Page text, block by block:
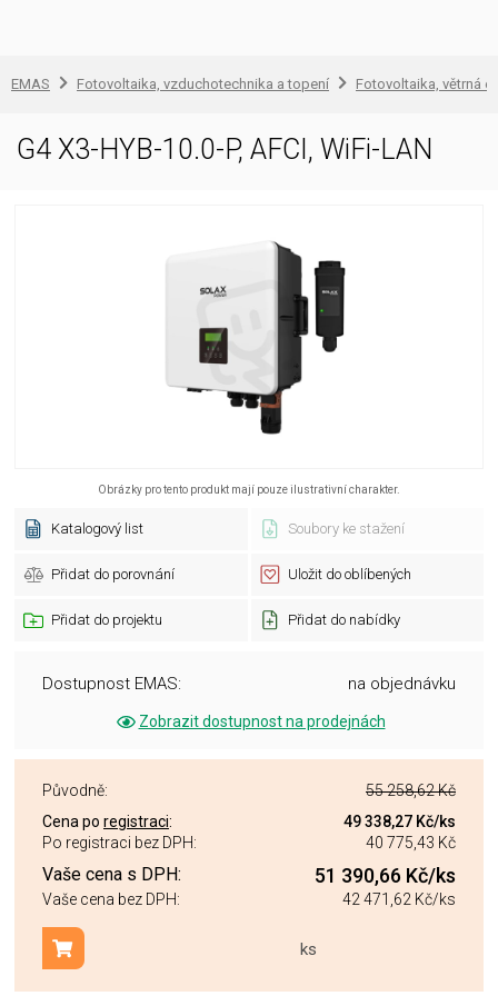
EMAS Fotovoltaika, vzduchotechnika a topení Fotovoltaika, větrná
G4 X3-HYB-10.0-P, AFCI, WiFi-LAN
Obrázky pro tento produkt mají pouze ilustrativní charakter.
Katalogový list Soubory ke stažení
Přidat do porovnání Uložit do oblíbených
Přidat do projektu Přidat do nabídky
Dostupnost EMAS: na objednávku
Zobrazit dostupnost na prodejnách
Původně:
55 258,62 Kč
Cena po registraci: 49 338,27 Kč/ks
Po registraci bez DPH:
40 775,43 Kč
Vaše cena s DPH: 51 390,66 Kč/ks
Vaše cena bez DPH: 42 471,62 Kč/ks
ks
Přidat do košíku